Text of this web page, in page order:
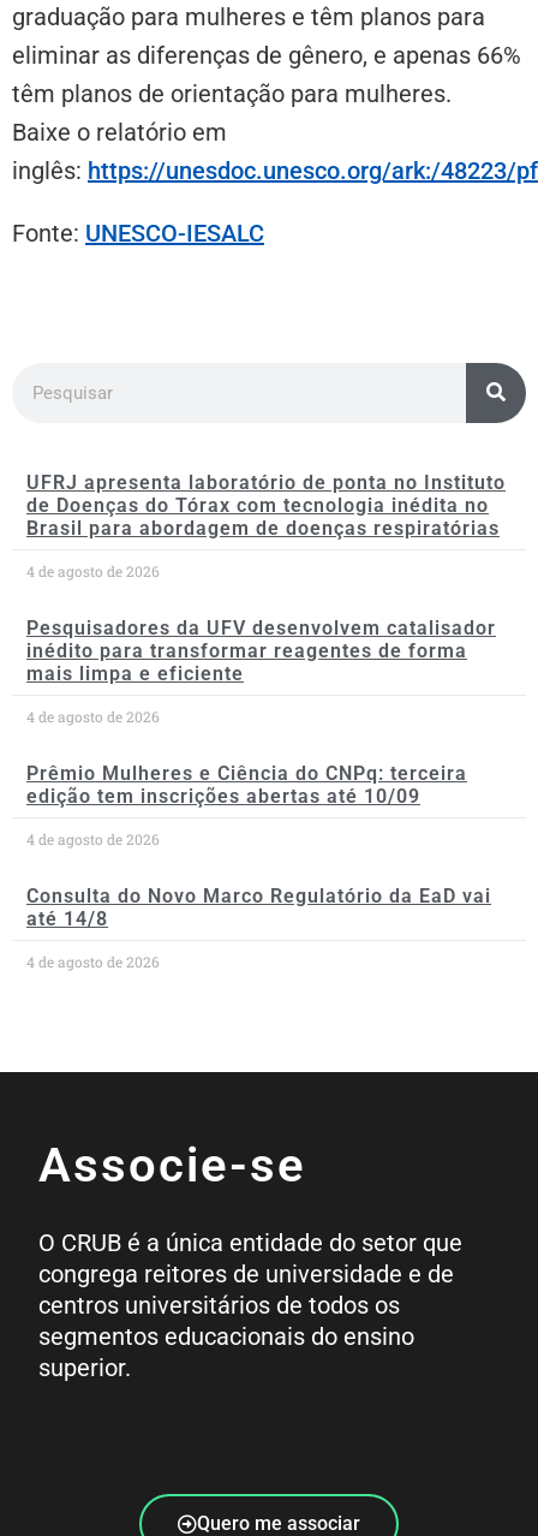
graduação para mulheres e têm planos para
eliminar as diferenças de gênero, e apenas 66%
têm planos de orientação para mulheres.
Baixe o relatório em
inglês: https://unesdoc.unesco.org/ark:/48223/
Fonte: UNESCO-IESALC
UFRJ apresenta laboratório de ponta no Instituto
de Doenças do Tórax com tecnologia inédita no
Brasil para abordagem de doenças respiratórias
4 de agosto de 2026
Pesquisadores da UFV desenvolvem catalisador
inédito para transformar reagentes de forma
mais limpa e eficiente
4 de agosto de 2026
Prêmio Mulheres e Ciência do CNPq: terceira
edição tem inscrições abertas até 10/09
4 de agosto de 2026
Consulta do Novo Marco Regulatório da EaD vai
até 14/8
4 de agosto de 2026
Associe-se
O CRUB é a única entidade do setor que
congrega reitores de universidade e de
centros universitários de todos os
segmentos educacionais do ensino
superior.
Quero me associar